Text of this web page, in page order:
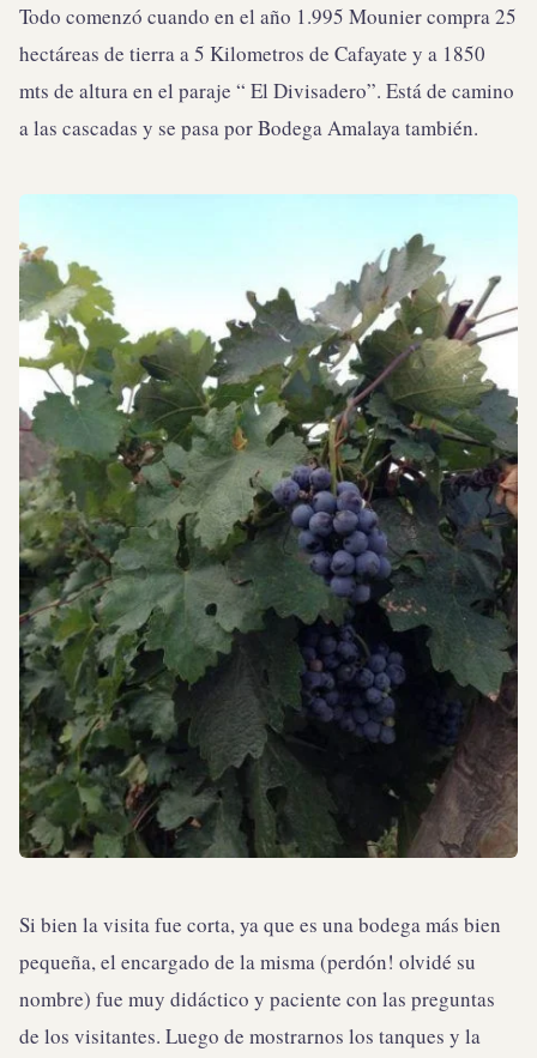
Todo comenzó cuando en el año 1.995 Mounier compra 25
hectáreas de tierra a 5 Kilometros de Cafayate y a 1850
mts de altura en el paraje “ El Divisadero”. Está de camino
a las cascadas y se pasa por Bodega Amalaya también.
Si bien la visita fue corta, ya que es una bodega más bien
pequeña, el encargado de la misma (perdón! olvidé su
nombre) fue muy didáctico y paciente con las preguntas
de los visitantes. Luego de mostrarnos los tanques y la